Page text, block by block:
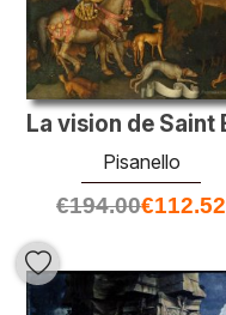
Pisanello
€194.00€112.52